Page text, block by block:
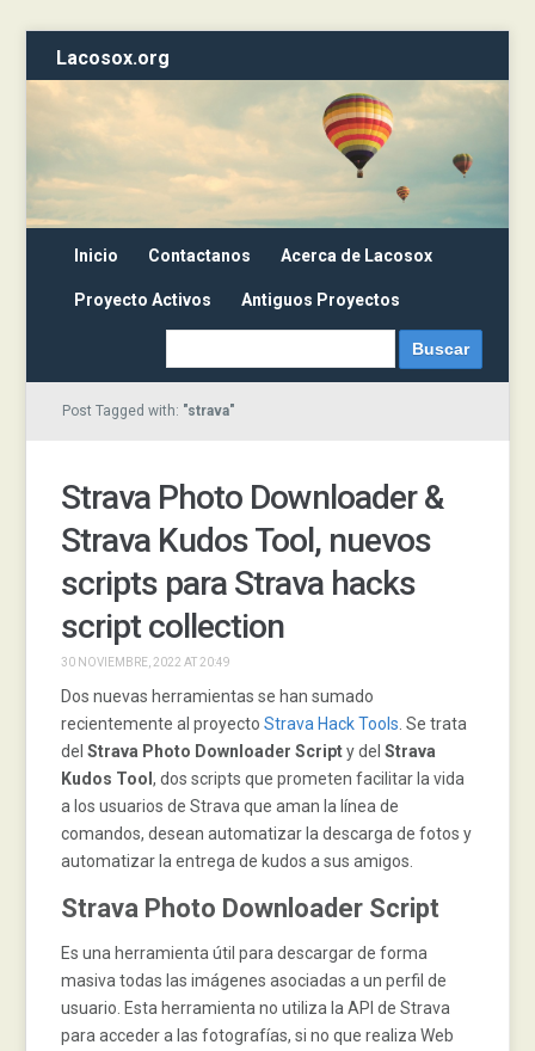
Lacosox.org
Inicio Contactanos Acerca de Lacosox
Proyecto Activos Antiguos Proyectos
Post Tagged with: "strava"
Strava Photo Downloader &
Strava Kudos Tool, nuevos
scripts para Strava hacks
script collection
30 NOVIEMBRE, 2022 AT 20:49
Dos nuevas herramientas se han sumado
recientemente al proyectoStrava Hack Tools . Se trata
delStrava Photo Downloader Scripty delStrava
Kudos Tool, dos scripts que prometen facilitar la vida
a los usuarios de Strava que aman la línea de
comandos, desean automatizar la descarga de fotos y
automatizar la entrega de kudos a sus amigos.
Strava Photo Downloader Script
Es una herramienta útil para descargar de forma
masiva todas las imágenes asociadas a un perfil de
usuario. Esta herramienta no utiliza la API de Strava
para acceder a las fotografías, si no que realiza Web